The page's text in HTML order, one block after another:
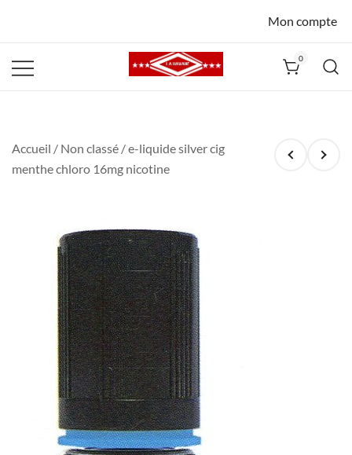
Mon compte
0
Accueil / Non classé / e-liquide silver cig
menthe chloro 16mg nicotine